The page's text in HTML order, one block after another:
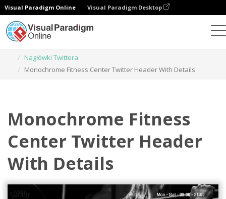
Visual Paradigm Online Visual Paradigm Desktop
Nagłówki Twittera
Monochrome Fitness Center Twitter Header With Details
Monochrome Fitness
Center Twitter Header
With Details